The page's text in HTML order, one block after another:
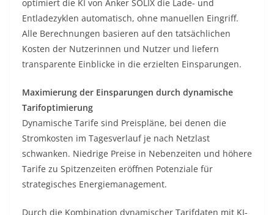
optimiert die KI von Anker SOLIX die Lade- und
Entladezyklen automatisch, ohne manuellen Eingriff.
Alle Berechnungen basieren auf den tatsächlichen
Kosten der Nutzerinnen und Nutzer und liefern
transparente Einblicke in die erzielten Einsparungen.
Maximierung der Einsparungen durch dynamische
Tarifoptimierung
Dynamische Tarife sind Preispläne, bei denen die
Stromkosten im Tagesverlauf je nach Netzlast
schwanken. Niedrige Preise in Nebenzeiten und höhere
Tarife zu Spitzenzeiten eröffnen Potenziale für
strategisches Energiemanagement.
Durch die Kombination dynamischer Tarifdaten mit KI-